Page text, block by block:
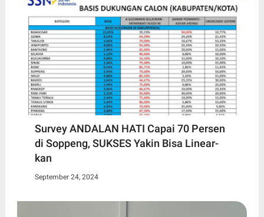
Survey ANDALAN HATI Capai 70 Persen
di Soppeng, SUKSES Yakin Bisa Linear-
kan
September 24, 2024